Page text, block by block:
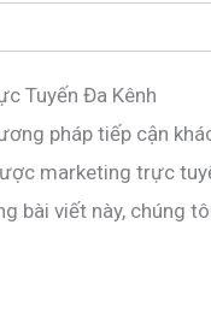
Tuyến Đa Kênh
pháp tiếp cận
marketing trực
bài viết này, chúng